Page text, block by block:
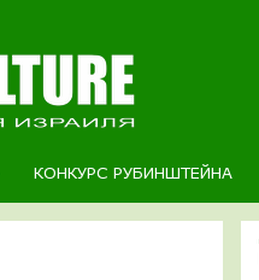
КОНКУРС РУБИНШТЕЙНА